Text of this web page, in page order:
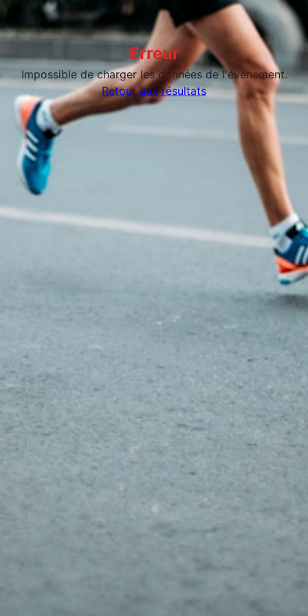
Erreur
Impossible de charger les données de l'événement.
Retour aux résultats